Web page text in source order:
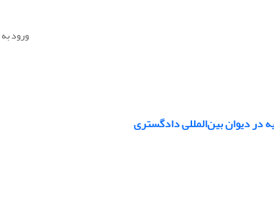
ورود
در دیوان بین‌المللی دادگستری